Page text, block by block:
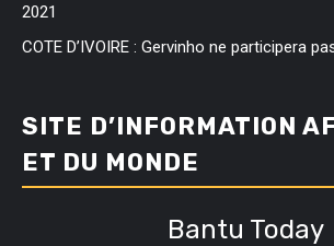
2021
COTE D’IVOIRE : Gervinho ne participera
SITE D’INFORMATION
ET DU MONDE
Bantu Today